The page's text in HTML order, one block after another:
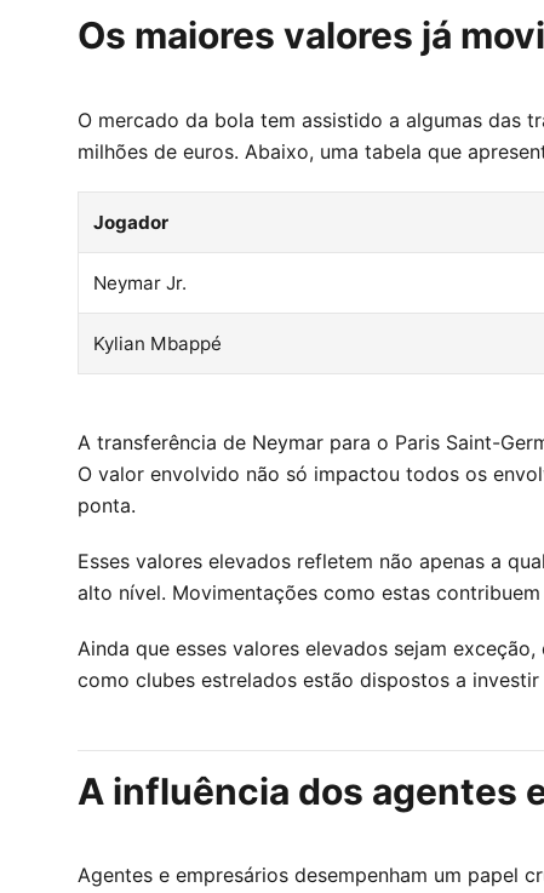
Os maiores valores já
O mercado da bola tem assistido a algumas das
milhões de euros. Abaixo, uma tabela que
Jogador
Neymar Jr.
Kylian Mbappé
A transferência de Neymar para o Paris Saint-
O valor envolvido não só impactou todos os
ponta.
Esses valores elevados refletem não apenas a
alto nível. Movimentações como estas
Ainda que esses valores elevados sejam
como clubes estrelados estão dispostos a
A influência dos agentes
Agentes e empresários desempenham um papel